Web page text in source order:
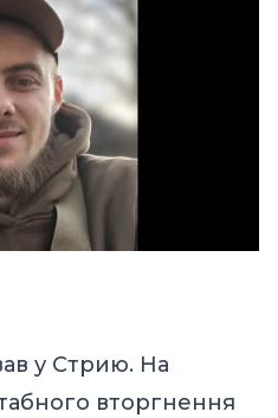
у Стрию. На
вторгнення